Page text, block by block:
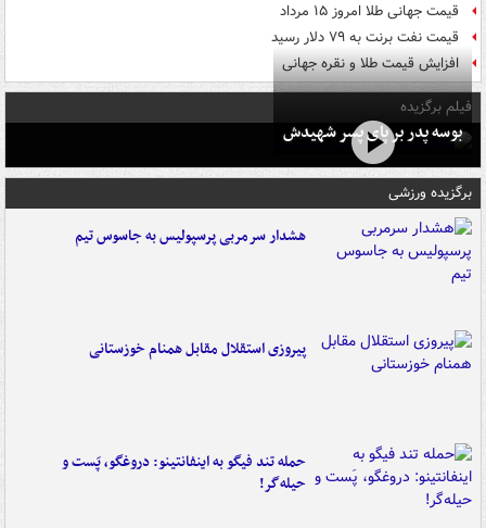
قیمت جهانی طلا امروز ۱۵ مرداد
قیمت نفت برنت به ۷۹ دلار رسید
افزایش قیمت طلا و نقره جهانی
فیلم برگزیده
بوسه‌ پدر بر پای پسر شهیدش
برگزیده ورزشی
هشدار سرمربی پرسپولیس به جاسوس تیم
پیروزی استقلال مقابل همنام خوزستانی
حمله تند فیگو به اینفانتینو: دروغگو، پَست‌ و
حیله‌گر!